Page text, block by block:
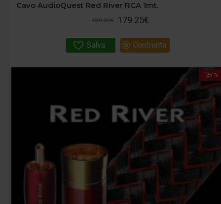
Cavo AudioQuest Red River RCA 1mt.
179.25€
239.00€
Salva Confronta
-25 %